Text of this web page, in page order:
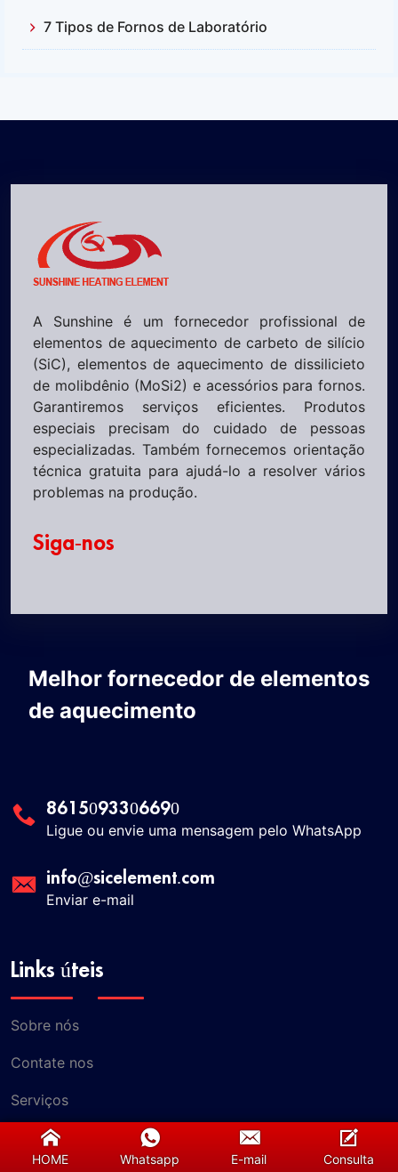
7 Tipos de Fornos de Laboratório
A Sunshine é um fornecedor profissional de
elementos de aquecimento de carbeto de silício
(SiC), elementos de aquecimento de dissilicieto
de molibdênio (MoSi2) e acessórios para fornos.
Garantiremos serviços eficientes. Produtos
especiais precisam do cuidado de pessoas
especializadas. Também fornecemos orientação
técnica gratuita para ajudá-lo a resolver vários
problemas na produção.
Siga-nos
Melhor fornecedor de elementos
de aquecimento
8615093306690
Ligue ou envie uma mensagem pelo WhatsApp
info@sicelement.com
Enviar e-mail
Links úteis
Sobre nós
Contate nos
Serviços
Nossa Equipe
HOME Whatsapp E-mail Consulta